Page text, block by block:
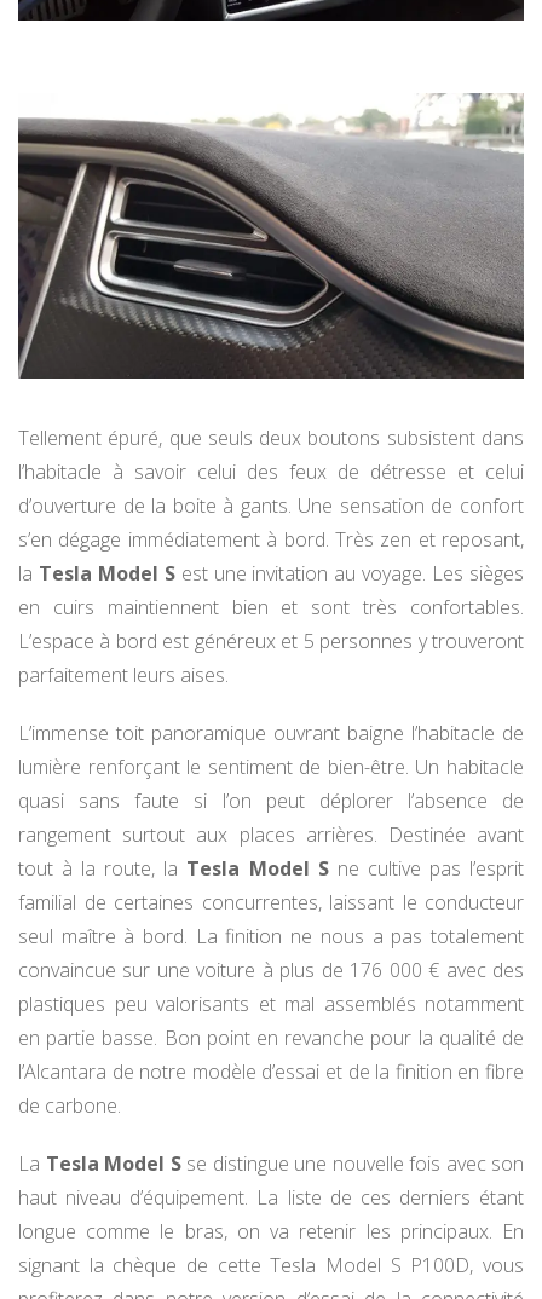
Tellement épuré, que seuls deux boutons subsistent dans
l’habitacle à savoir celui des feux de détresse et celui
d’ouverture de la boite à gants. Une sensation de confort
s’en dégage immédiatement à bord. Très zen et reposant,
la Tesla Model Sest une invitation au voyage. Les sièges
en cuirs maintiennent bien et sont très confortables.
L’espace à bord est généreux et 5 personnes y trouveront
parfaitement leurs aises.
L’immense toit panoramique ouvrant baigne l’habitacle de
lumière renforçant le sentiment de bien-être. Un habitacle
quasi sans faute si l’on peut déplorer l’absence de
rangement surtout aux places arrières. Destinée avant
tout à la route, la Tesla Model Sne cultive pas l’esprit
familial de certaines concurrentes, laissant le conducteur
seul maître à bord. La finition ne nous a pas totalement
convaincue sur une voiture à plus de 176 000 € avec des
plastiques peu valorisants et mal assemblés notamment
en partie basse. Bon point en revanche pour la qualité de
l’Alcantara de notre modèle d’essai et de la finition en fibre
de carbone.
La Tesla Model Sse distingue une nouvelle fois avec son
haut niveau d’équipement. La liste de ces derniers étant
longue comme le bras, on va retenir les principaux. En
signant la chèque de cette Tesla Model S P100D, vous